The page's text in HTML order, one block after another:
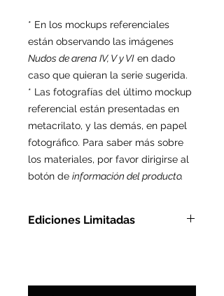
* En los mockups referenciales
están observando las imágenes
Nudos de arena IV, V y VI en dado
caso que quieran la serie sugerida.
* Las fotografías del último mockup
referencial están presentadas en
metacrilato, y las demás, en papel
fotográfico. Para saber más sobre
los materiales, por favor dirigirse al
botón de información del producto.
Ediciones Limitadas